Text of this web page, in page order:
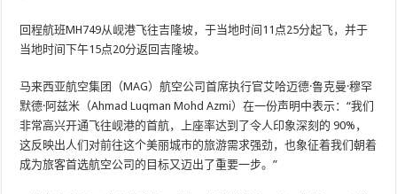
回程航班MH749从岘港飞往吉隆坡，于当地时间11点25分起飞，并于
当地时间下午15点20分返回吉隆坡。
马来西亚航空集团（MAG）航空公司首席执行官艾哈迈德·鲁克曼·穆罕
默德·阿兹米（Ahmad Luqman Mohd Azmi）在一份声明中表示：“我们
非常高兴开通飞往岘港的首航，上座率达到了令人印象深刻的 90%，
这反映出人们对前往这个美丽城市的旅游需求强劲，也象征着我们朝着
成为旅客首选航空公司的目标又迈出了重要一步。”